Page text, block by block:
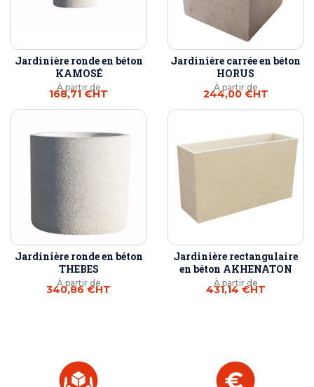
Jardinière ronde en béton
KAMOSÉ
À partir de
168,71 €HT
Jardinière carrée en béton
HORUS
À partir de
244,00 €HT
Jardinière ronde en béton
THEBES
À partir de
340,86 €HT
Jardinière rectangulaire
en béton AKHENATON
À partir de
431,14 €HT